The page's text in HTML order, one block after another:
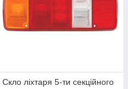
Скло ліхтаря 5-ти секційного